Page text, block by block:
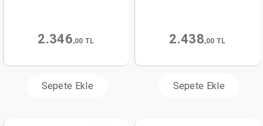
2.346,00 TL
Sepete Ekle
2.438,00 TL
Sepete Ekle